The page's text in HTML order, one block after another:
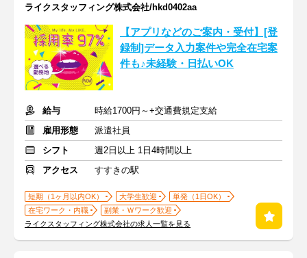
ライクスタッフィング株式会社/hkd0402aa
【アプリなどのご案内・受付】[登
録制]データ入力案件や完全在宅案
件も♪未経験・日払いOK
給与
時給1700円～+交通費規定支給
雇用形態
派遣社員
シフト
週2日以上 1日4時間以上
アクセス
すすきの駅
短期（1ヶ月以内OK） 大学生歓迎
単発（1日OK）
在宅ワーク・内職
副業・Ｗワーク歓迎
ライクスタッフィング株式会社の求人一覧を見る